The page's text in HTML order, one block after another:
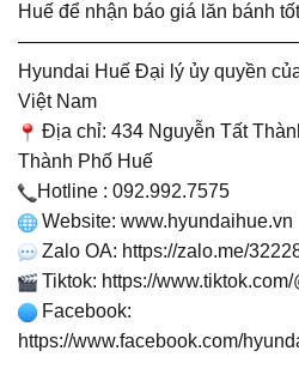
Huế để nhận báo giá lăn bánh
Hyundai Huế Đại lý ủy quyền
Việt Nam
Địa chỉ: 434 Nguyễn Tất
Thành Phố Huế
Hotline : 092.992.7575
Website: www.hyundaihue.vn
Zalo OA: https://zalo.me/
Tiktok: https://
Facebook:
https://www.facebook.com/